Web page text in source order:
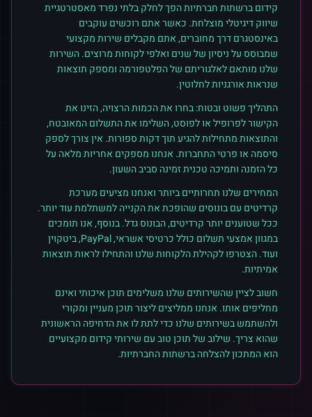
קידום ברשתות חברתיות הפך לחלק בלתי נפרד מאסטרטגיית
שיווק דיגיטלי מוצלחת. כאשר אתם רוכשים עוקבים
באינסטגרםדרך מחוברים, אתם מקבלים שירות מקצועי
שמבוסס על ניסיון של שנים ואלפי לקוחות מרוצים. השירות
שלנו מותאם לאלגוריתם של הפלטפורמה ומספק תוצאות
שנראות אורגניות לחלוטין.
התהליך פשוט ובטוח: בחרו את הכמות הרצויה, הזינו את
הקישור לפרופיל או לפוסט, השלימו את התשלום המאובטח,
והתוצאות מתחילות להגיע תוך דקות ספורות. אין צורך לספק
סיסמה או פרטי התחברות. אנחנו מספקים אחריות מלאה על
כל הזמנה ותמיכה טכנית זמינה סביב השעון.
המחירים שלנו תחרותיים ביותר ואנחנו מציעים מערכת
קרדיטים עם בונוסים שהופכת את הקנייה למשתלמת עוד יותר.
ככל שטוענים יותר קרדיטים, הבונוס גדל. בנוסף, אנו תומכים
במגוון אמצעי תשלום כולל כרטיסי אשראי, PayPal, ביטקוין
ועוד. הצטרפו לקהילת הלקוחות שלנו והתחילו לראות תוצאות
אמיתיות.
חשוב לציין שהשירותים שלנו משלימים תוכן איכותי ואינם
מחליפים אותו. אנחנו ממליצים ליצור תוכן מעניין ומקורי
ולהשתמש בשירותים שלנו כדי לתת לו את הדחיפה הראשונית
שהוא צריך. שילוב של תוכן טוב עם שירותי קידום מקצועיים
הוא המתכון להצלחה ברשתות החברתיות.